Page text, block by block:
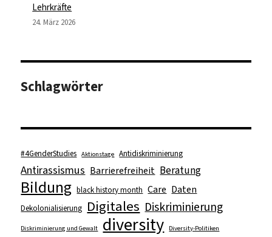
Lehrkräfte
24. März 2026
Schlagwörter
#4GenderStudies Aktionstage Antidiskriminierung
Antirassismus Barrierefreiheit Beratung
Bildung black history month Care Daten
Dekolonialisierung Digitales Diskriminierung
Diskriminierung und Gewalt diversity Diversity-Politiken